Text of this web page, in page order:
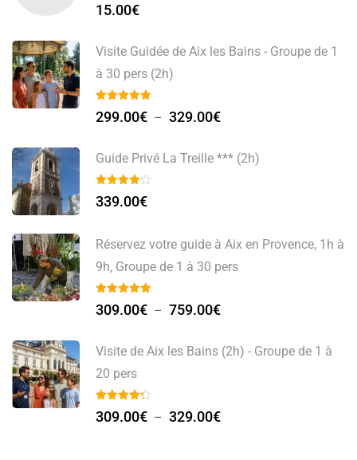
15.00€
Visite Guidée de Aix les Bains - Groupe de 1
à 30 pers (2h)
299.00€ – 329.00€
Guide Privé La Treille *** (2h)
339.00€
Réservez votre guide à Aix en Provence, 1h à
9h, Groupe de 1 à 30 pers
309.00€ – 759.00€
Visite de Aix les Bains (2h) - Groupe de 1 à
20 pers
309.00€ – 329.00€